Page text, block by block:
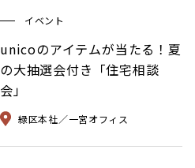
イベント
unicoのアイテムが当たる！夏
の大抽選会付き「住宅相談
会」
緑区本社／一宮オフィス